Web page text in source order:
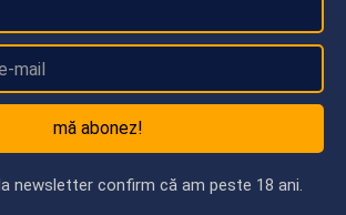
mă abonez!
newsletter confirm că am peste 18 ani.